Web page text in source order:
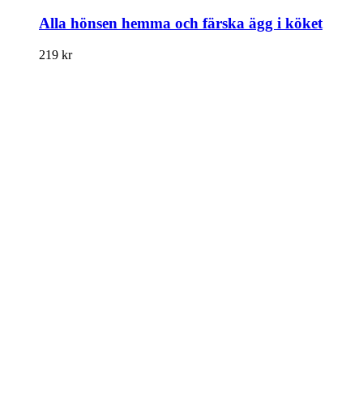
Alla hönsen hemma och färska ägg i köket
219 kr